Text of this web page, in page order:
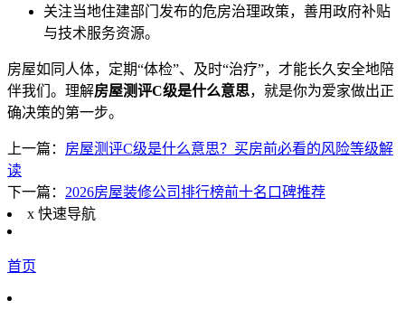
关注当地住建部门发布的危房治理政策，善用政府补贴
与技术服务资源。
房屋如同人体，定期“体检”、及时“治疗”，才能长久安全地陪
伴我们。理解房屋测评C级是什么意思，就是你为爱家做出正
确决策的第一步。
上一篇： 房屋测评C级是什么意思？买房前必看的风险等级解
读
下一篇： 2026房屋装修公司排行榜前十名口碑推荐
x 快速导航
首页